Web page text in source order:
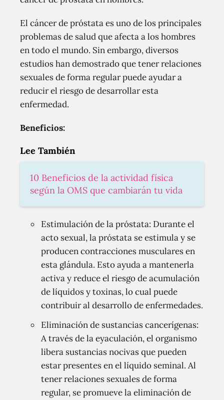
El cáncer de próstata es uno de los principales
problemas de salud que afecta a los hombres
en todo el mundo. Sin embargo, diversos
estudios han demostrado que tener relaciones
sexuales de forma regular puede ayudar a
reducir el riesgo de desarrollar esta
enfermedad.
Beneficios:
Lee También
10 Beneficios de la actividad física
según la OMS que cambiarán tu vida
Estimulación de la próstata: Durante el
acto sexual, la próstata se estimula y se
producen contracciones musculares en
esta glándula. Esto ayuda a mantenerla
activa y reduce el riesgo de acumulación
de líquidos y toxinas, lo cual puede
contribuir al desarrollo de enfermedades.
Eliminación de sustancias cancerígenas:
A través de la eyaculación, el organismo
libera sustancias nocivas que pueden
estar presentes en el líquido seminal. Al
tener relaciones sexuales de forma
regular, se promueve la eliminación de